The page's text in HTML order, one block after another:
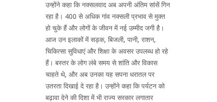
उन्होंने कहा कि नक्सलवाद अब अपनी अंतिम सांसें गिन
रहा है। 400 से अधिक गांव नक्सली प्रभाव से मुक्त
हो चुके हैं और लोगों के जीवन में नई उम्मीद जगी है।
आज उन इलाकों में सड़क, बिजली, पानी, राशन,
चिकित्सा सुविधाएं और शिक्षा के अवसर उपलब्ध हो रहे
हैं। बस्तर के लोग लंबे समय से शांति और विकास
चाहते थे, और अब उनका यह सपना धरातल पर
उतरता दिखाई दे रहा है। उन्होंने कहा कि पर्यटन को
बढ़ावा देने की दिशा में भी राज्य सरकार लगातार